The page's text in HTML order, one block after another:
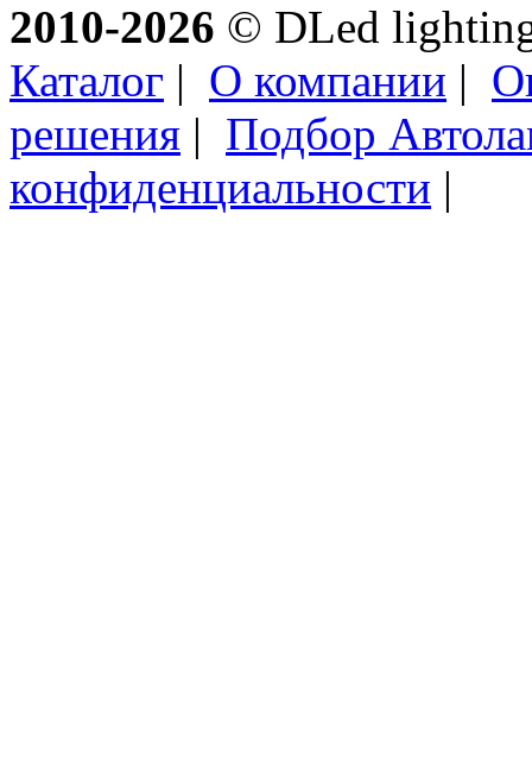
2010-2026 © DLed
Каталог | О компании |
решения | Подбор
конфиденциальности |